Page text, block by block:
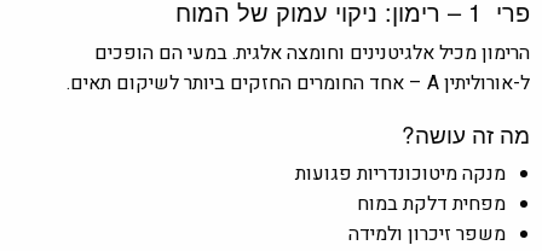
פרי 1 – רימון: ניקוי עמוק של המוח
הרימון מכיל אלגיטנינים וחומצה אלגית. במעי הם הופכים
ל-אורוליתין A – אחד החומרים החזקים ביותר לשיקום תאים.
מה זה עושה?
מנקה מיטוכונדריות פגועות
מפחית דלקת במוח
משפר זיכרון ולמידה